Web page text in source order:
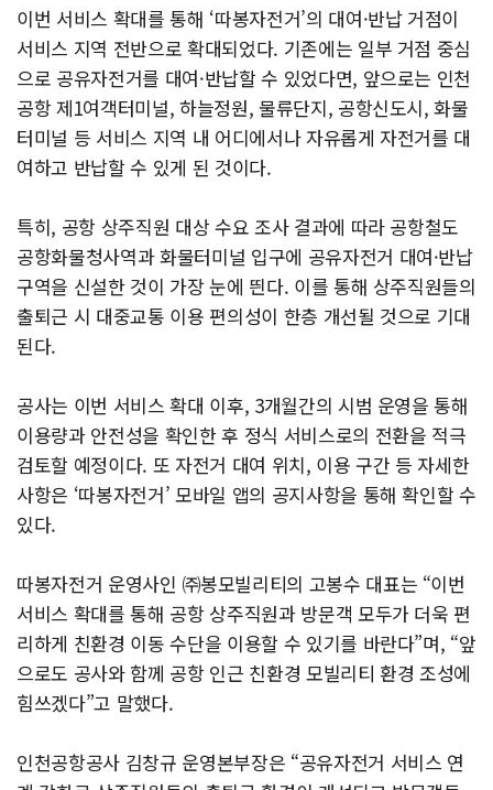
이번 서비스 확대를 통해 ‘따봉자전거’의 대여·반납 거점이
서비스 지역 전반으로 확대되었다. 기존에는 일부 거점 중심
으로 공유자전거를 대여·반납할 수 있었다면, 앞으로는 인천
공항 제1여객터미널, 하늘정원, 물류단지, 공항신도시, 화물
터미널 등 서비스 지역 내 어디에서나 자유롭게 자전거를 대
여하고 반납할 수 있게 된 것이다.
특히, 공항 상주직원 대상 수요 조사 결과에 따라 공항철도
공항화물청사역과 화물터미널 입구에 공유자전거 대여·반납
구역을 신설한 것이 가장 눈에 띈다. 이를 통해 상주직원들의
출퇴근 시 대중교통 이용 편의성이 한층 개선될 것으로 기대
된다.
공사는 이번 서비스 확대 이후, 3개월간의 시범 운영을 통해
이용량과 안전성을 확인한 후 정식 서비스로의 전환을 적극
검토할 예정이다. 또 자전거 대여 위치, 이용 구간 등 자세한
사항은 ‘따봉자전거’ 모바일 앱의 공지사항을 통해 확인할 수
있다.
따봉자전거 운영사인 ㈜봉모빌리티의 고봉수 대표는 “이번
서비스 확대를 통해 공항 상주직원과 방문객 모두가 더욱 편
리하게 친환경 이동 수단을 이용할 수 있기를 바란다”며, “앞
으로도 공사와 함께 공항 인근 친환경 모빌리티 환경 조성에
힘쓰겠다”고 말했다.
인천공항공사 김창규 운영본부장은 “공유자전거 서비스 연